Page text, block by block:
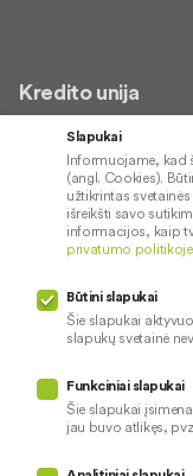
Kredito unija
Apie mus
Kontaktai
Karjera
Socialinė atsakomybė
Privatumo politika
Naudojami slapukai
Slapukai
Informuojame, kad
(angl. Cookies).
užtikrintas
išreikšti savo
informacijos, kaip
privatumo politikoje
Būtini slapukai
Šie slapukai
slapukų svetainė
Funkciniai slapukai
Šie slapukai
jau buvo atlikęs,